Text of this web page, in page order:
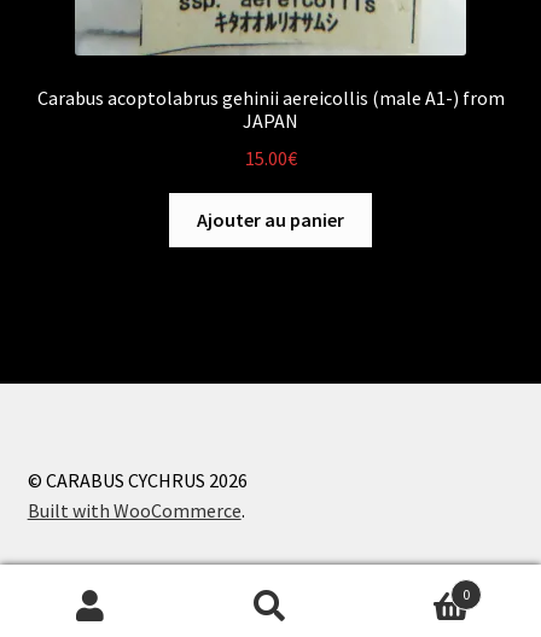
Carabus acoptolabrus gehinii aereicollis (male A1-) from
JAPAN
15.00€
Ajouter au panier
© CARABUS CYCHRUS 2026
Built with WooCommerce.
Recherche
Recherche
0